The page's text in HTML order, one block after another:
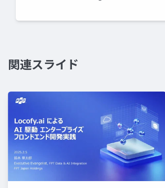
関連スライド